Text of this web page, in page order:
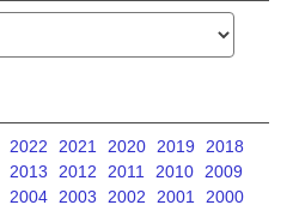
2022 2021 2020 2019
2018
2013 2012 2011 2010 2009
2004 2003 2002 2001
2000